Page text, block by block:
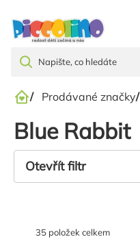
Domů
/ Prodávané značky/
Blue Rabbit
Otevřít filtr
35 položek celkem